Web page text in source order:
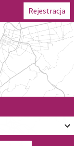
Rejestracja